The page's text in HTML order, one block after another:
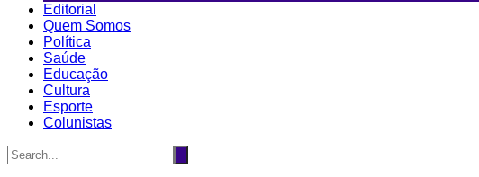
Editorial
Quem Somos
Política
Saúde
Educação
Cultura
Esporte
Colunistas